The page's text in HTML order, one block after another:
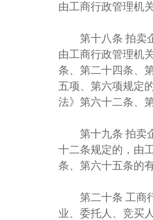
由工商行政管理机
第十八条 拍卖企
由工商行政管理机
条、第二十四条、
五项、第六项规定
法》第六十二条、
第十九条 拍卖企
十二条规定的，由
条、第六十五条的
第二十条 工商行
业、委托人、竞买